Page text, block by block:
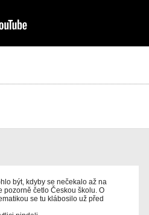
být, kdyby se nečekalo až na
pozorně četlo Českou školu. O
se tu klábosilo už před